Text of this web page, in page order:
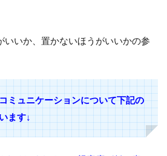
いいか、置かないほうがいいかの参
ミュニケーションについて下記の
ます↓